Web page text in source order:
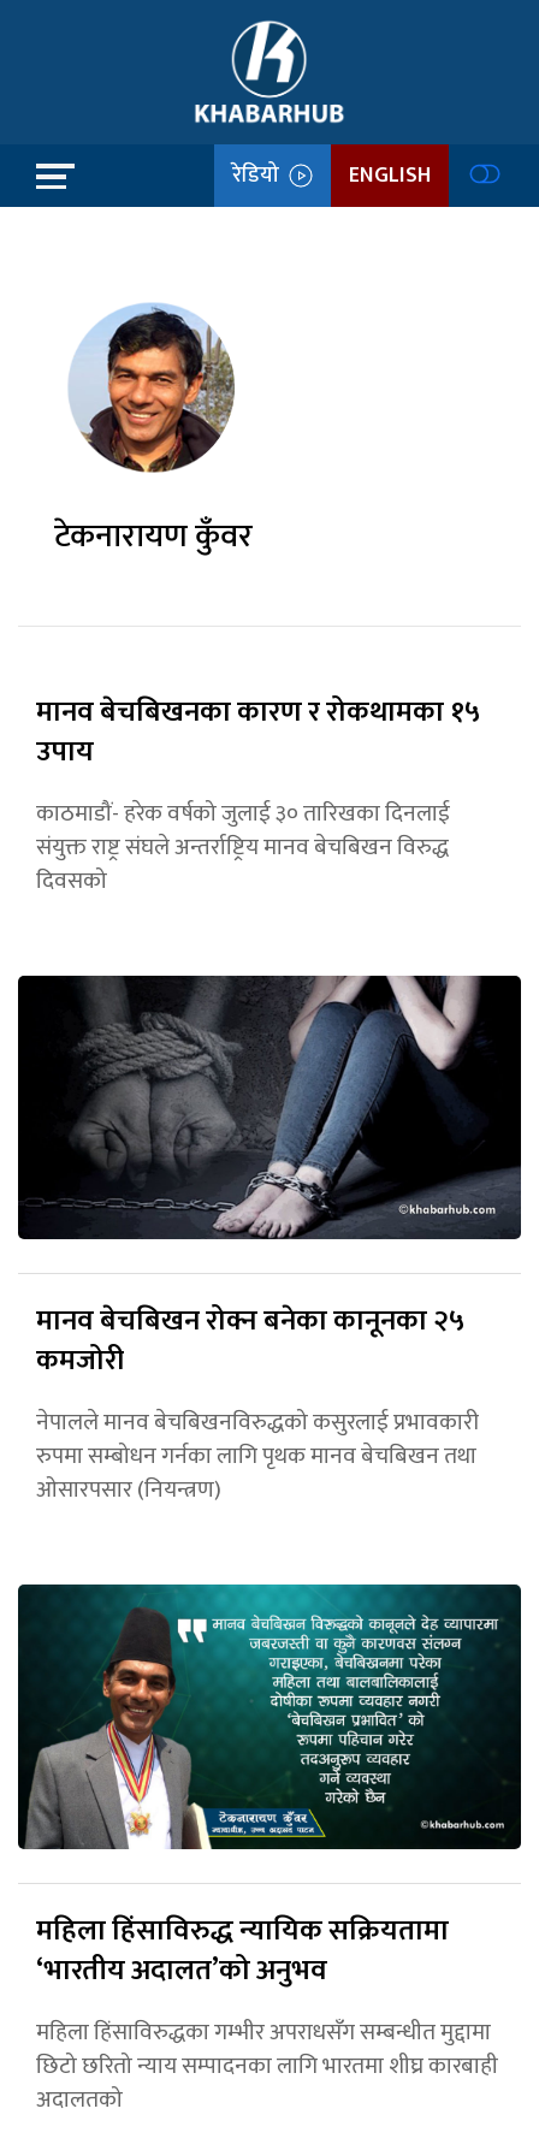
रेडियो ENGLISH
टेकनारायण कुँवर
मानव बेचबिखनका कारण र रोकथामका १५
उपाय
काठमाडौं- हरेक वर्षको जुलाई ३० तारिखका दिनलाई
संयुक्त राष्ट्र संघले अन्तर्राष्ट्रिय मानव बेचबिखन विरुद्ध
दिवसको
मानव बेचबिखन रोक्न बनेका कानूनका २५
कमजोरी
नेपालले मानव बेचबिखनविरुद्धको कसुरलाई प्रभावकारी
रुपमा सम्बोधन गर्नका लागि पृथक मानव बेचबिखन तथा
ओसारपसार (नियन्त्रण)
महिला हिंसाविरुद्ध न्यायिक सक्रियतामा
‘भारतीय अदालत’को अनुभव
महिला हिंसाविरुद्धका गम्भीर अपराधसँग सम्बन्धीत मुद्दामा
छिटो छरितो न्याय सम्पादनका लागि भारतमा शीघ्र कारबाही
अदालतको